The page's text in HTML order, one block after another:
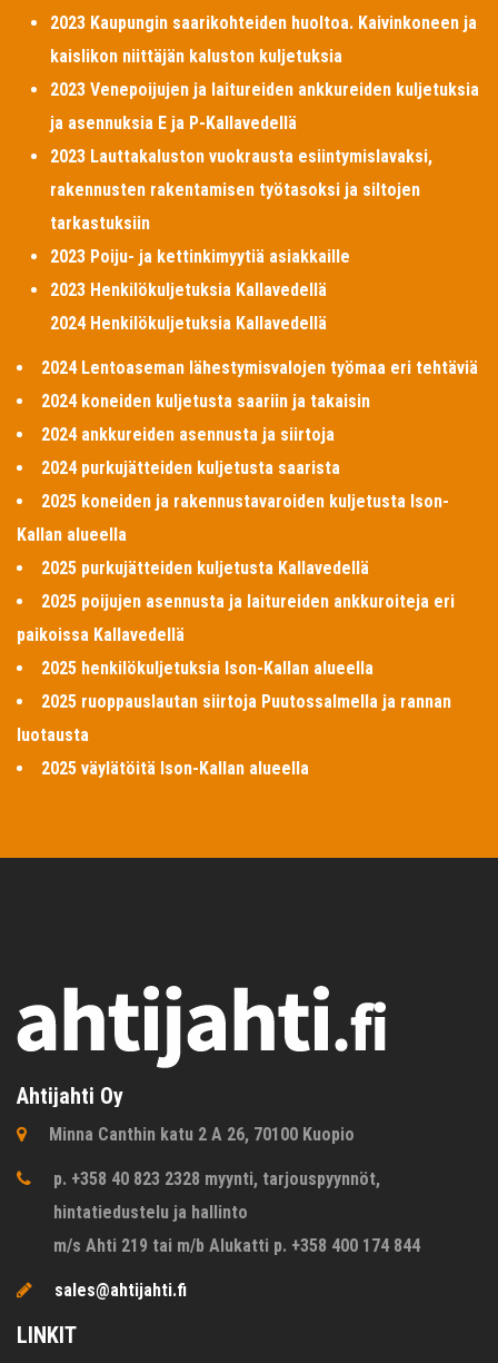
2023 Kaupungin saarikohteiden huoltoa. Kaivinkoneen ja
kaislikon niittäjän kaluston kuljetuksia
2023 Venepoijujen ja laitureiden ankkureiden kuljetuksia
ja asennuksia E ja P-Kallavedellä
2023 Lauttakaluston vuokrausta esiintymislavaksi,
rakennusten rakentamisen työtasoksi ja siltojen
tarkastuksiin
2023 Poiju- ja kettinkimyytiä asiakkaille
2023 Henkilökuljetuksia Kallavedellä
2024 Henkilökuljetuksia Kallavedellä
2024 Lentoaseman lähestymisvalojen työmaa eri tehtäviä
2024 koneiden kuljetusta saariin ja takaisin
2024 ankkureiden asennusta ja siirtoja
2024 purkujätteiden kuljetusta saarista
2025 koneiden ja rakennustavaroiden kuljetusta Ison-
Kallan alueella
2025 purkujätteiden kuljetusta Kallavedellä
2025 poijujen asennusta ja laitureiden ankkuroiteja eri
paikoissa Kallavedellä
2025 henkilökuljetuksia Ison-Kallan alueella
2025 ruoppauslautan siirtoja Puutossalmella ja rannan
luotausta
2025 väylätöitä Ison-Kallan alueella
Ahtijahti Oy
Minna Canthin katu 2 A 26, 70100 Kuopio
p. +358 40 823 2328 myynti, tarjouspyynnöt,
hintatiedustelu ja hallinto
m/s Ahti 219 tai m/b Alukatti p. +358 400 174 844
sales@ahtijahti.fi
LINKIT